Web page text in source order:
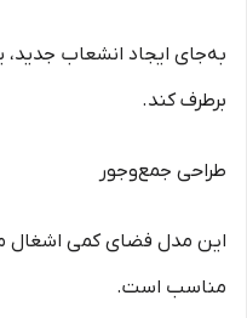
به‌جای ایجاد انشعاب جدید،
برطرف کند.
طراحی جمع‌وجور
این مدل فضای کمی اشغال
مناسب است.